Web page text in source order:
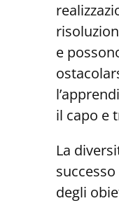
e
il capo e
La
degli